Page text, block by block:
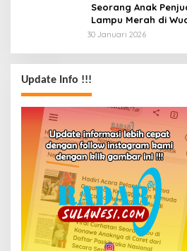
Seorang Anak
Lampu Merah di
Jadi Korban Tabrak
30 Januari 2026
Update Info !!!